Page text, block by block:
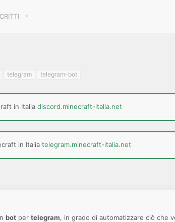
telegram telegram-bot
in Italia discord.minecraft-italia.net
in Italia telegram.minecraft-italia.net
bot per telegram, in grado di automatizzare ciò che